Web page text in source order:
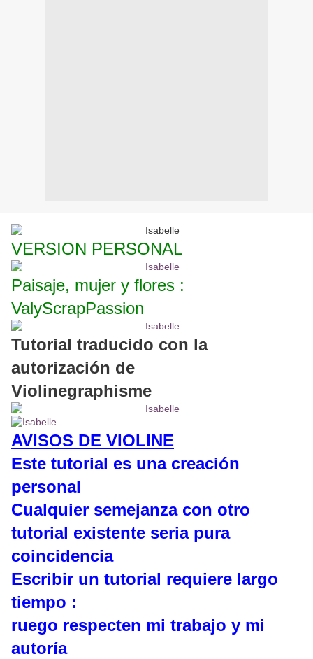
VERSION PERSONAL
Paisaje, mujer y flores :
ValyScrapPassion
Tutorial traducido con la
autorización de
Violinegraphisme
AVISOS DE VIOLINE
Este tutorial es una creación
personal
Cualquier semejanza con otro
tutorial existente seria pura
coincidencia
Escribir un tutorial requiere largo
tiempo :
ruego respecten mi trabajo y mi
autoría